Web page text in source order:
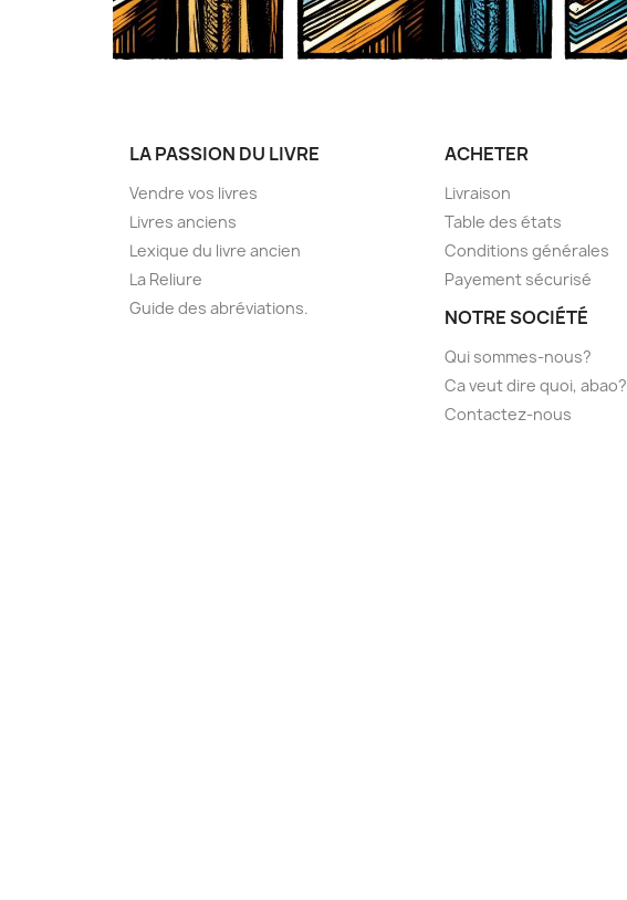
LA PASSION DU LIVRE
Vendre vos livres
Livres anciens
Lexique du livre ancien
La Reliure
Guide des abréviations.
ACHETER
Livraison
Table des états
Conditions générales
Payement sécurisé
NOTRE SOCIÉTÉ
Qui sommes-nous?
Ca veut dire quoi, abao?
Contactez-nous